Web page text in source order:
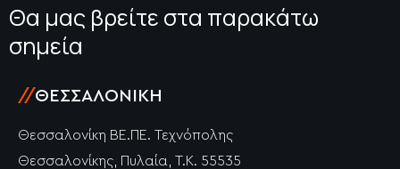
Θα μας βρείτε στα παρακάτω
σημεία
//ΘΕΣΣΑΛΟΝΊΚΗ
Θεσσαλονίκη ΒΕ.ΠΕ. Τεχνόπολης
Θεσσαλονίκης, Πυλαία, Τ.Κ. 55535